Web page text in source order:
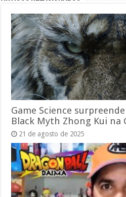
Game Science
Black Myth Zhong Kui na
21 de agosto de 2025